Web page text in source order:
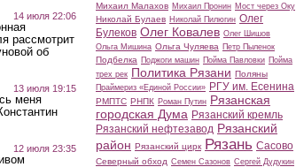
14 июля 22:06
рассмотрит
об
13 июля 19:15
меня
12 июля 23:35
Михаил Малахов Михаил Пронин Мост через Оку
Николай Булаев Николай Пилюгин Олег
Булеков Олег Ковалев Олег Шишов
Ольга Мишина Ольга Чуляева Петр Пыленок
Подбелка Поджоги машин Пойма Павловки Пойма
трех рек Политика Рязани Поляны
Праймериз «Единой России» РГУ им. Есенина
РМПТС РНПК Роман Путин Рязанская
городская Дума Рязанский кремль
Рязанский нефтезавод Рязанский
район Рязанский цирк Рязань Сасово
Северный обход Семен Сазонов Сергей Дудукин